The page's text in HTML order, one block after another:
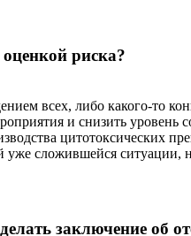
риска?
всех, либо какого-то
и снизить
цитотоксических
уже сложившейся
заключение об